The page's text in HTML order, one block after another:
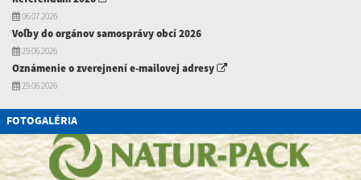
06.07.2026
Voľby do orgánov samosprávy obcí 2026
29.06.2026
Oznámenie o zverejnení e-mailovej adresy
29.06.2026
FOTOGALÉRIA